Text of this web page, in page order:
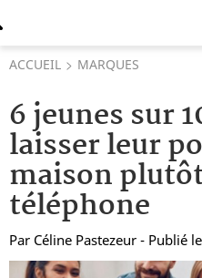
ACCUEIL MARQUES
6 jeunes sur
laisser leur
maison
téléphone
Par Céline Pastezeur - Publié